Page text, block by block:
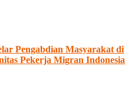
Pengabdian Masyarakat di
Pekerja Migran Indonesia